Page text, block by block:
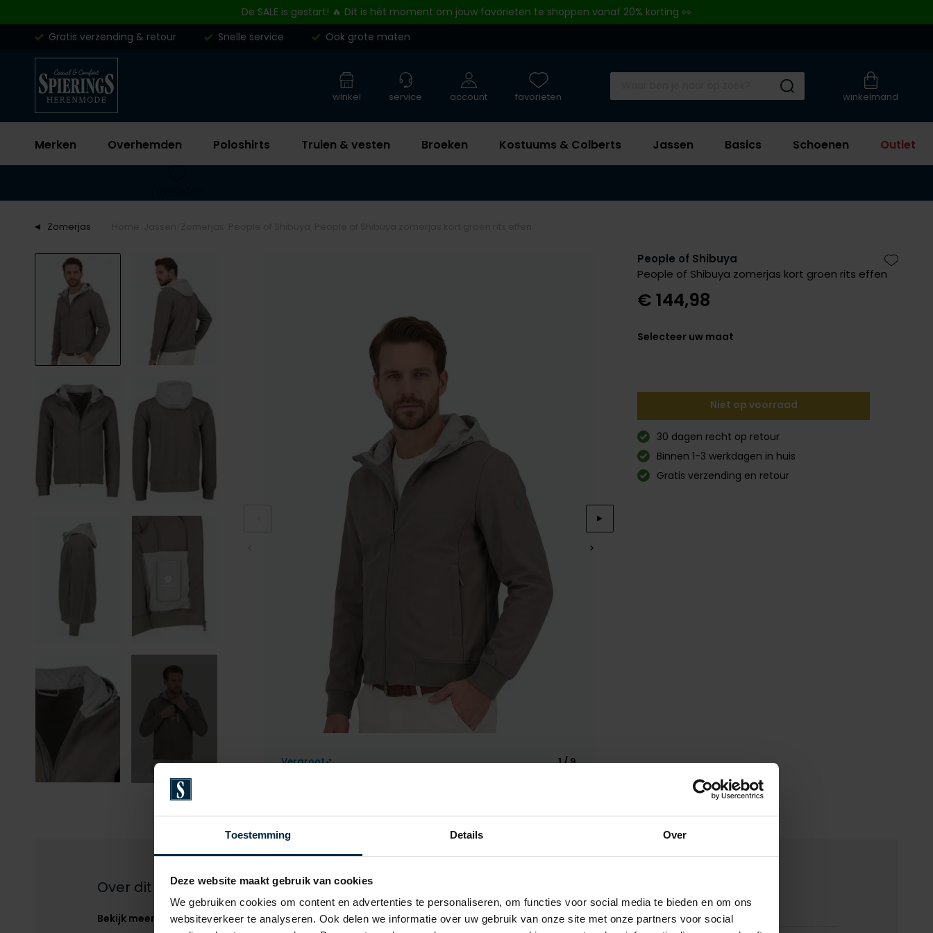
Toestemming Details Over
Deze website maakt gebruik van cookies
We gebruiken cookies om content en advertenties te personaliseren, om functies voor social media te bieden en om ons
websiteverkeer te analyseren. Ook delen we informatie over uw gebruik van onze site met onze partners voor social
De SALE is gestart! 🔥 Dit is hét moment om jouw favorieten te shoppen vanaf 20% korting 👀
Gratis verzending & retour
Snelle service Ook grote maten
winkelmand
Submit search
Merken Overhemden Poloshirts Truien & vesten Broeken Kostuums & Colberts Jassen Basics Schoenen Outlet
winkel service account favorieten
Zomerjas
Vergroot 1 / 9
+1
People of Shibuya
People of Shibuya zomerjas kort groen rits effen Zet bij
€ 144,98
Selecteer uw maat
Niet op voorraad
30 dagen recht op retour
Binnen 1-3 werkdagen in huis
Gratis verzending en retour
Over dit product
Bekijk meer Artikelnr.
00139218